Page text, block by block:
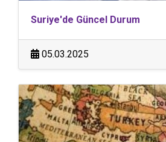
Suriye'de Güncel Durum
05.03.2025